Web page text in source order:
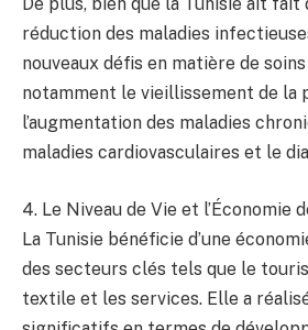
réduction des maladies
nouveaux défis en matière de
notamment le vieillissement de la
l’augmentation des maladies
maladies cardiovasculaires et le
4. Le Niveau de Vie et l’Économie
La Tunisie bénéficie d’une
des secteurs clés tels que le
textile et les services. Elle a